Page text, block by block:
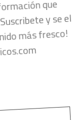
EL RIEGO
que se
la línea
de los
que
y se el
más fresco!